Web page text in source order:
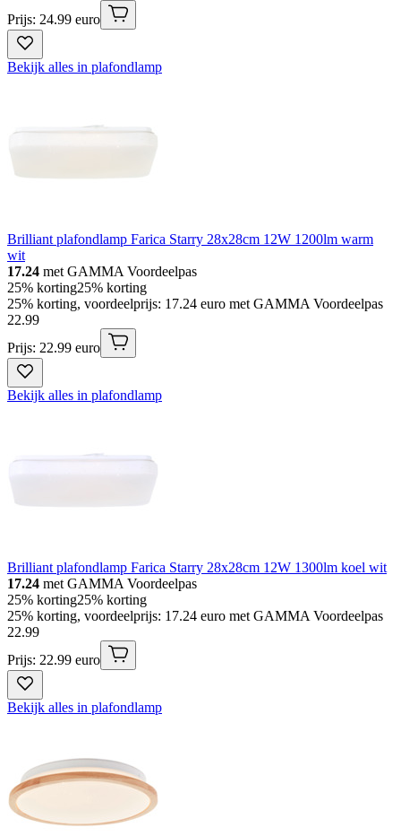
Prijs: 24.99 euro
Bekijk alles in plafondlamp
Brilliant plafondlamp Farica Starry 28x28cm 12W 1200lm warm
wit
17.24 met GAMMA Voordeelpas
25% korting25% korting
25% korting, voordeelprijs: 17.24 euro met GAMMA Voordeelpas
22.99
Prijs: 22.99 euro
Bekijk alles in plafondlamp
Brilliant plafondlamp Farica Starry 28x28cm 12W 1300lm koel wit
17.24 met GAMMA Voordeelpas
25% korting25% korting
25% korting, voordeelprijs: 17.24 euro met GAMMA Voordeelpas
22.99
Prijs: 22.99 euro
Bekijk alles in plafondlamp